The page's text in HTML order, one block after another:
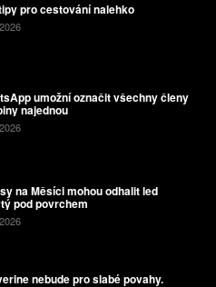
pro cestování nalehko
umožní označit všechny členy
najednou
na Měsíci mohou odhalit led
pod povrchem
nebude pro slabé povahy.